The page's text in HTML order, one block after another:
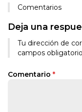
Comentarios
Deja una
Tu dirección de
campos
Comentario *